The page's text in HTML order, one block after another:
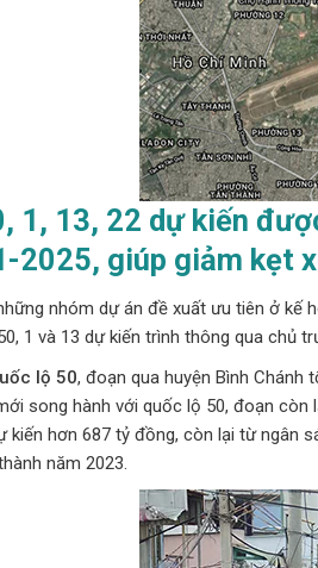
1, 13, 22 dự kiến
2025, giúp giảm kẹt
nhóm dự án đề xuất ưu tiên ở kế
1 và 13 dự kiến trình thông qua chủ
lộ 50, đoạn qua huyện Bình Chánh
song hành với quốc lộ 50, đoạn còn
kiến hơn 687 tỷ đồng, còn lại từ ngân
năm 2023.